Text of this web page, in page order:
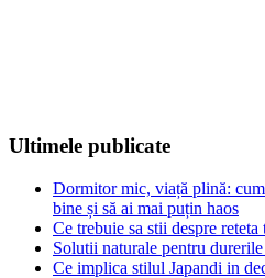
Ultimele publicate
Dormitor mic, viață plină:
bine și să ai mai puțin haos
Ce trebuie sa stii despre reteta
Solutii naturale pentru
Ce implica stilul Japandi in